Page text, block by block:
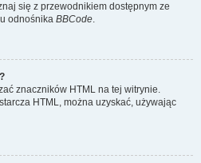
się z przewodnikiem dostępnym ze
odnośnika BBCode.
znaczników HTML na tej witrynie.
HTML, można uzyskać, używając